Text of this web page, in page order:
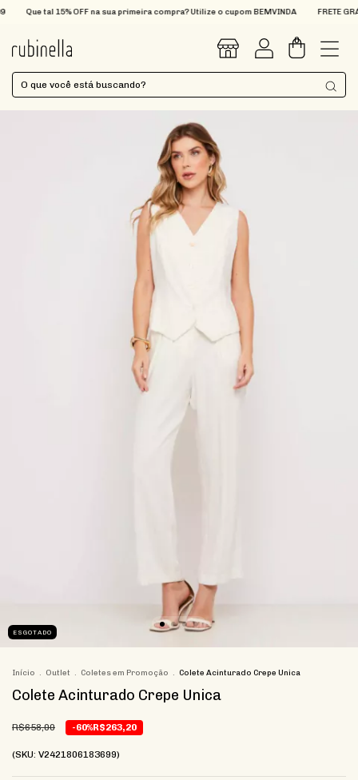
Que tal 15% OFF na sua primeira compra? Utilize o cupom BEMVINDA FRETE
0
ESGOTADO
Início . Outlet . Coletes em Promoção . Colete Acinturado Crepe Unica
Colete Acinturado Crepe Unica
R$658,00 -60%R$263,20
(SKU: V2421806183699)